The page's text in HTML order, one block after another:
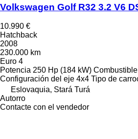
Volkswagen Golf R32 3.2 V6
10.990 €
Hatchback
2008
230.000 km
Euro 4
Potencia 250 Hp (184 kW) Combustible
Configuración del eje 4x4 Tipo de
Eslovaquia, Stará Turá
Autorro
Contacte con el vendedor